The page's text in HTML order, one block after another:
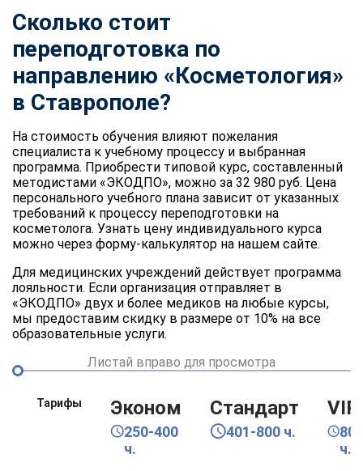
Сколько стоит
переподготовка по
направлению «Косметология»
в Ставрополе?
На стоимость обучения влияют пожелания
специалиста к учебному процессу и выбранная
программа. Приобрести типовой курс, составленный
методистами «ЭКОДПО», можно за 32 980 руб. Цена
персонального учебного плана зависит от указанных
требований к процессу переподготовки на
косметолога. Узнать цену индивидуального курса
можно через форму-калькулятор на нашем сайте.
Для медицинских учреждений действует программа
лояльности. Если организация отправляет в
«ЭКОДПО» двух и более медиков на любые курсы,
мы предоставим скидку в размере от 10% на все
образовательные услуги.
Листай вправо для просмотра
Тарифы Эконом
250-400
ч.
Стандарт
401-800 ч.
VIP
ч.